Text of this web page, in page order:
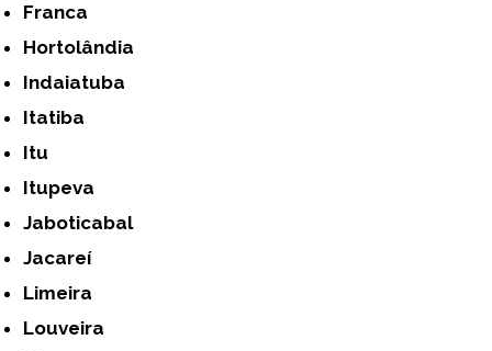
Franca
Hortolândia
Indaiatuba
Itatiba
Itu
Itupeva
Jaboticabal
Jacareí
Limeira
Louveira